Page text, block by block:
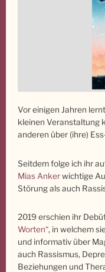
Vor einigen Jahren
kleinen Veranstaltung
anderen über (ihre)
Seitdem folge ich ihr
Mias Ankerwichtige
Störung als auch
2019 erschien ihr
Worten“, in welchem
und informativ über
auch Rassismus,
Beziehungen und